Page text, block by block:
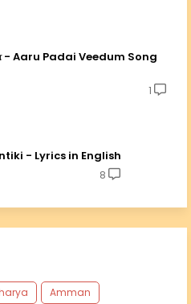
- Aaru Padai Veedum Song
1
- Lyrics in English
8
Amman